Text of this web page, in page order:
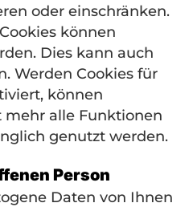
oder einschränken.
können
Dies kann auch
Werden Cookies für
können
alle Funktionen
genutzt werden.
Person
Daten von Ihnen